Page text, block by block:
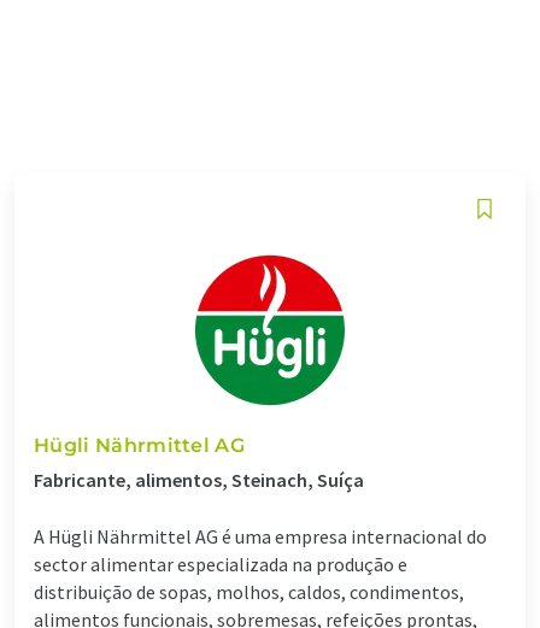
Hügli Nährmittel AG
Fabricante, alimentos, Steinach, Suíça
A Hügli Nährmittel AG é uma empresa internacional do
sector alimentar especializada na produção e
distribuição de sopas, molhos, caldos, condimentos,
alimentos funcionais, sobremesas, refeições prontas,